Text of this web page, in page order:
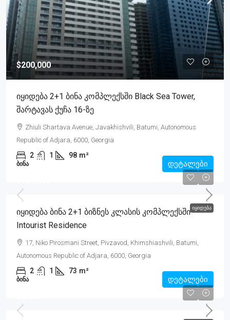
$200,000
Იყიდება 2+1 Ბინა Კომპლექსში Black Sea Tower,
Შარტავას Ქუჩა 16-Ზე
Zhiuli Shartava Avenue, Javakhishvili, Batumi, Autonomous
Republic of Adjara, 6000, Georgia
2 1 98 m²
ᲑᲘᲜᲐ დეტალები
ᲘᲧᲘᲓᲔᲑᲐ
Იყიდება Ბინა 2+1 Ბიზნეს Კლასის Კომპლექსში
Intourist Residence
17, Niko Pirosmani Street, Pivzavod, Khimshiashvili, Batumi,
Autonomous Republic of Adjara, 6000, Georgia
2 1 73 m²
ᲑᲘᲜᲐ დეტალები